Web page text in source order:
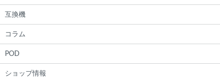
互換機
コラム
POD
ショップ情報